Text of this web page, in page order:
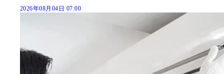
2026年08月04日 07:00